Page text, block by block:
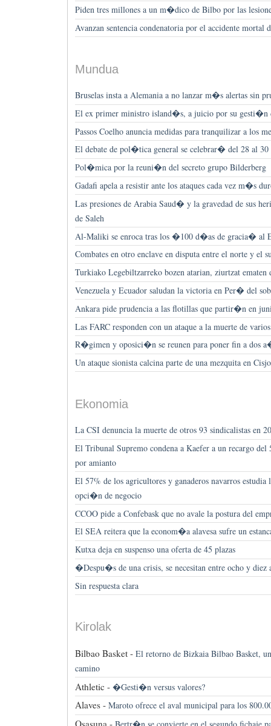
Piden tres millones a un m�dico de Bilbo por las
Avanzan sentencia condenatoria por el accidente
Mundua
Bruselas insta a Alemania a no lanzar m�s alertas sin
El ex primer ministro island�s, a juicio por su gesti�n
Passos Coelho anuncia medidas para tranquilizar a los
El debate de pol�tica general se celebrar� del 28 al 30
Pol�mica por la reuni�n del secreto grupo Bilderberg
Gadafi apela a resistir ante los ataques cada vez m�s
Las presiones de Arabia Saud� y la gravedad de sus
de Saleh
Al-Maliki se enroca tras los �100 d�as de gracia� al
Combates en otro enclave en disputa entre el norte y el
Turkiako Legebiltzarreko bozen atarian, ziurtzat ematen
Venezuela y Ecuador saludan la victoria en Per� del
Ankara pide prudencia a las flotillas que partir�n en
Las FARC responden con un ataque a la muerte de
R�gimen y oposici�n se reunen para poner fin a dos
Un ataque sionista calcina parte de una mezquita en
Ekonomia
La CSI denuncia la muerte de otros 93 sindicalistas en
El Tribunal Supremo condena a Kaefer a un recargo del
por amianto
El 57% de los agricultores y ganaderos navarros estudia
opci�n de negocio
CCOO pide a Confebask que no avale la postura del
El SEA reitera que la econom�a alavesa sufre un
Kutxa deja en suspenso una oferta de 45 plazas
�Despu�s de una crisis, se necesitan entre ocho y
Sin respuesta clara
Kirolak
Bilbao Basket - El retorno de Bizkaia Bilbao Basket,
camino
Athletic - �Gesti�n versus valores?
Alaves - Maroto ofrece el aval municipal para los